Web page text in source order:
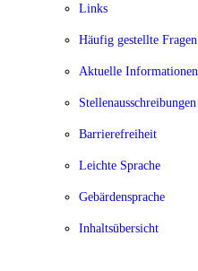
Links
Häufig gestellte Fragen
Aktuelle Informationen
Stellenausschreibungen
Barrierefreiheit
Leichte Sprache
Gebärdensprache
Inhaltsübersicht